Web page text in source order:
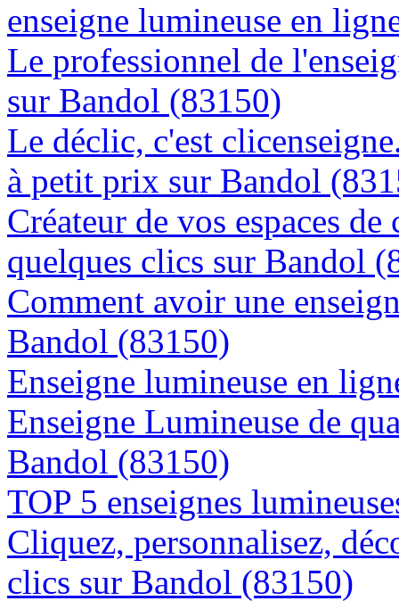
enseigne lumineuse en
Le professionnel de
sur Bandol (83150)
Le déclic, c'est
à petit prix sur Bandol
Créateur de vos espaces
quelques clics sur Bandol
Comment avoir une
Bandol (83150)
Enseigne lumineuse en
Enseigne Lumineuse de
Bandol (83150)
TOP 5 enseignes
Cliquez, personnalisez,
clics sur Bandol (83150)